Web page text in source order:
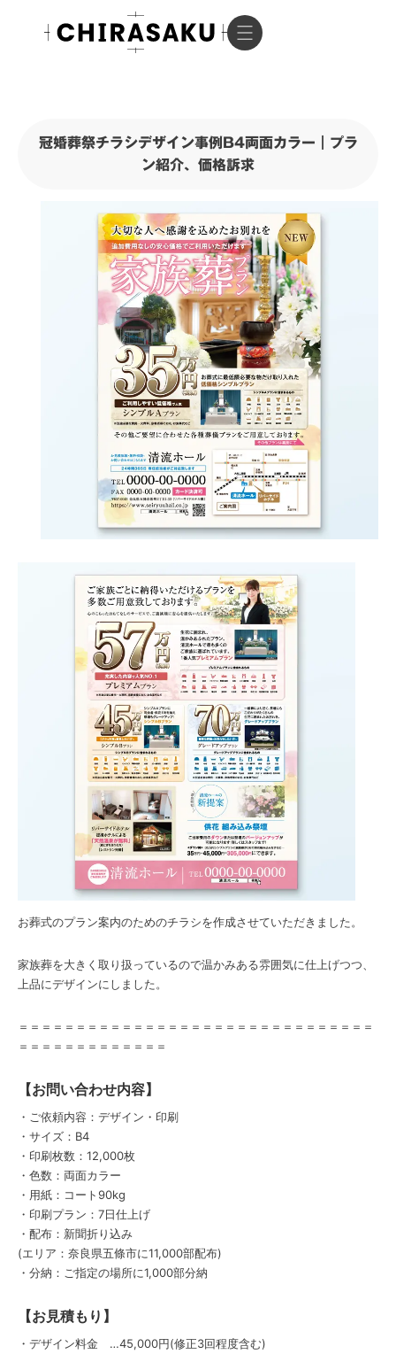
冠婚葬祭チラシデザイン事例B4両面カラー｜プラ
ン紹介、価格訴求
お葬式のプラン案内のためのチラシを作成させていただきました。
家族葬を大きく取り扱っているので温かみある雰囲気に仕上げつつ、
上品にデザインにしました。
＝＝＝＝＝＝＝＝＝＝＝＝＝＝＝＝＝＝＝＝＝＝＝＝＝＝＝＝＝＝＝
＝＝＝＝＝＝＝＝＝＝＝＝＝
【お問い合わせ内容】
・ご依頼内容：デザイン・印刷
・サイズ：B4
・印刷枚数：12,000枚
・色数：両面カラー
・用紙：コート90kg
・印刷プラン：7日仕上げ
・配布：新聞折り込み
(エリア：奈良県五條市に11,000部配布)
・分納：ご指定の場所に1,000部分納
【お見積もり】
・デザイン料金 …45,000円(修正3回程度含む)